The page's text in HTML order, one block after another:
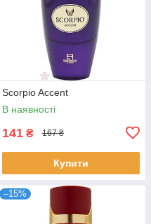
Scorpio Accent
В наявності
141 ₴ 167 ₴
Купити
–15%